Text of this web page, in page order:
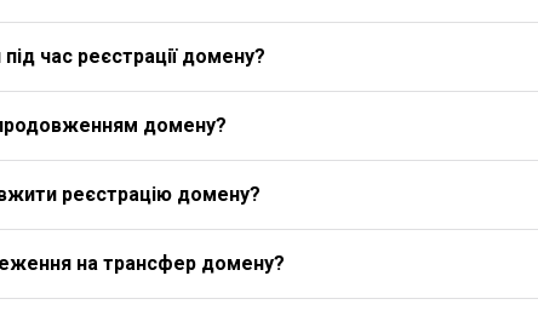
час реєстрації домену?
домену?
реєстрацію домену?
на трансфер домену?